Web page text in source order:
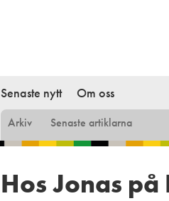
Senaste nytt Om oss
Arkiv Senaste artiklarna
Hos Jonas